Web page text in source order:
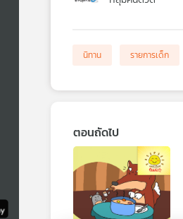
นิทาน รายการเด็ก
ตอนถัดไป